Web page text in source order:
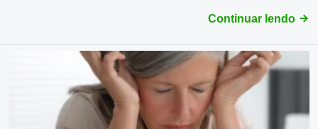
Continuar lendo